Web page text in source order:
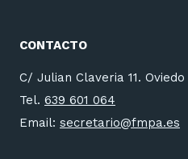
CONTACTO
C/ Julian Claveria 11. Oviedo
Tel. 639 601 064
Email: secretario@fmpa.es